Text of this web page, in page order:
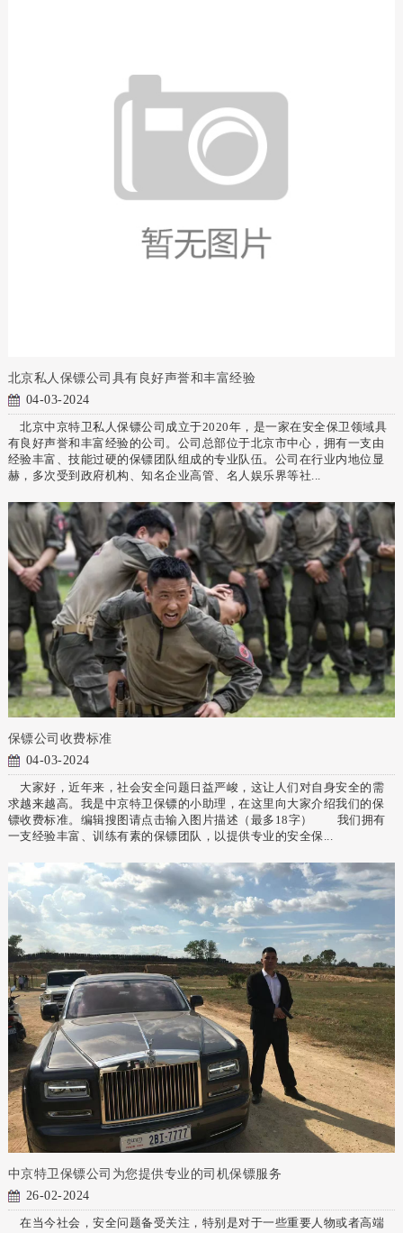
北京私人保镖公司具有良好声誉和丰富经验
04-03-2024
北京中京特卫私人保镖公司成立于2020年，是一家在安全保卫领域具
有良好声誉和丰富经验的公司。公司总部位于北京市中心，拥有一支由
经验丰富、技能过硬的保镖团队组成的专业队伍。公司在行业内地位显
赫，多次受到政府机构、知名企业高管、名人娱乐界等社...
保镖公司收费标准
04-03-2024
大家好，近年来，社会安全问题日益严峻，这让人们对自身安全的需
求越来越高。我是中京特卫保镖的小助理，在这里向大家介绍我们的保
镖收费标准。编辑搜图请点击输入图片描述（最多18字） 我们拥有
一支经验丰富、训练有素的保镖团队，以提供专业的安全保...
中京特卫保镖公司为您提供专业的司机保镖服务
26-02-2024
在当今社会，安全问题备受关注，特别是对于一些重要人物或者高端